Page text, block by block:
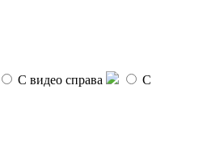
С видео справа
С